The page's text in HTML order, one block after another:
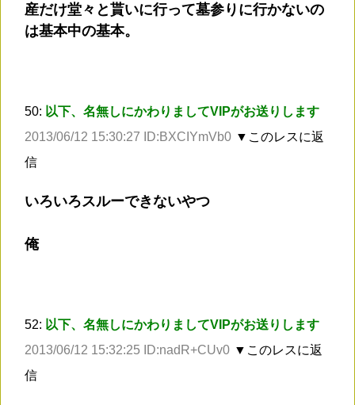
産だけ堂々と貰いに行って墓参りに行かないの
は基本中の基本。
50: 以下、名無しにかわりましてVIPがお送りします
2013/06/12 15:30:27 ID:BXCIYmVb0 ▼このレスに返
信
いろいろスルーできないやつ
俺
52: 以下、名無しにかわりましてVIPがお送りします
2013/06/12 15:32:25 ID:nadR+CUv0 ▼このレスに返
信